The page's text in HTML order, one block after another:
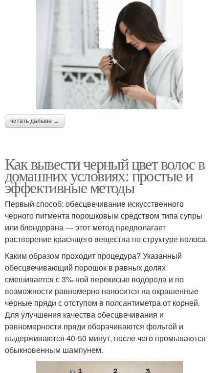
читать дальше →
Как вывести черный цвет волос в
домашних условиях: простые и
эффективные методы
Первый способ: обесцвечивание искусственного
черного пигмента порошковым средством типа супры
или блондорана — этот метод предполагает
растворение красящего вещества по структуре волоса.
Каким образом проходит процедура? Указанный
обесцвечивающий порошок в равных долях
смешивается с 3%-ной перекисью водорода и по
возможности равномерно наносится на окрашенные
черные пряди с отступом в полсантиметра от корней.
Для улучшения качества обесцвечивания и
равномерности пряди оборачиваются фольгой и
выдерживаются 40-50 минут, после чего промываются
обыкновенным шампунем.